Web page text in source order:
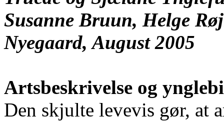
Susanne Bruun, Helge
Nyegaard, August 2005
Artsbeskrivelse og
Den skjulte levevis gør, at